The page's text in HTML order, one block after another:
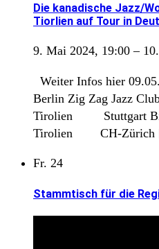
Die kanadische Jazz/
Tiorlien auf Tour in
9. Mai 2024, 19:00 –
Weiter Infos hier
Berlin Zig Zag Jazz
Tirolien Stuttgart Bix
Tirolien CH-
Fr. 24
Stammtisch für die